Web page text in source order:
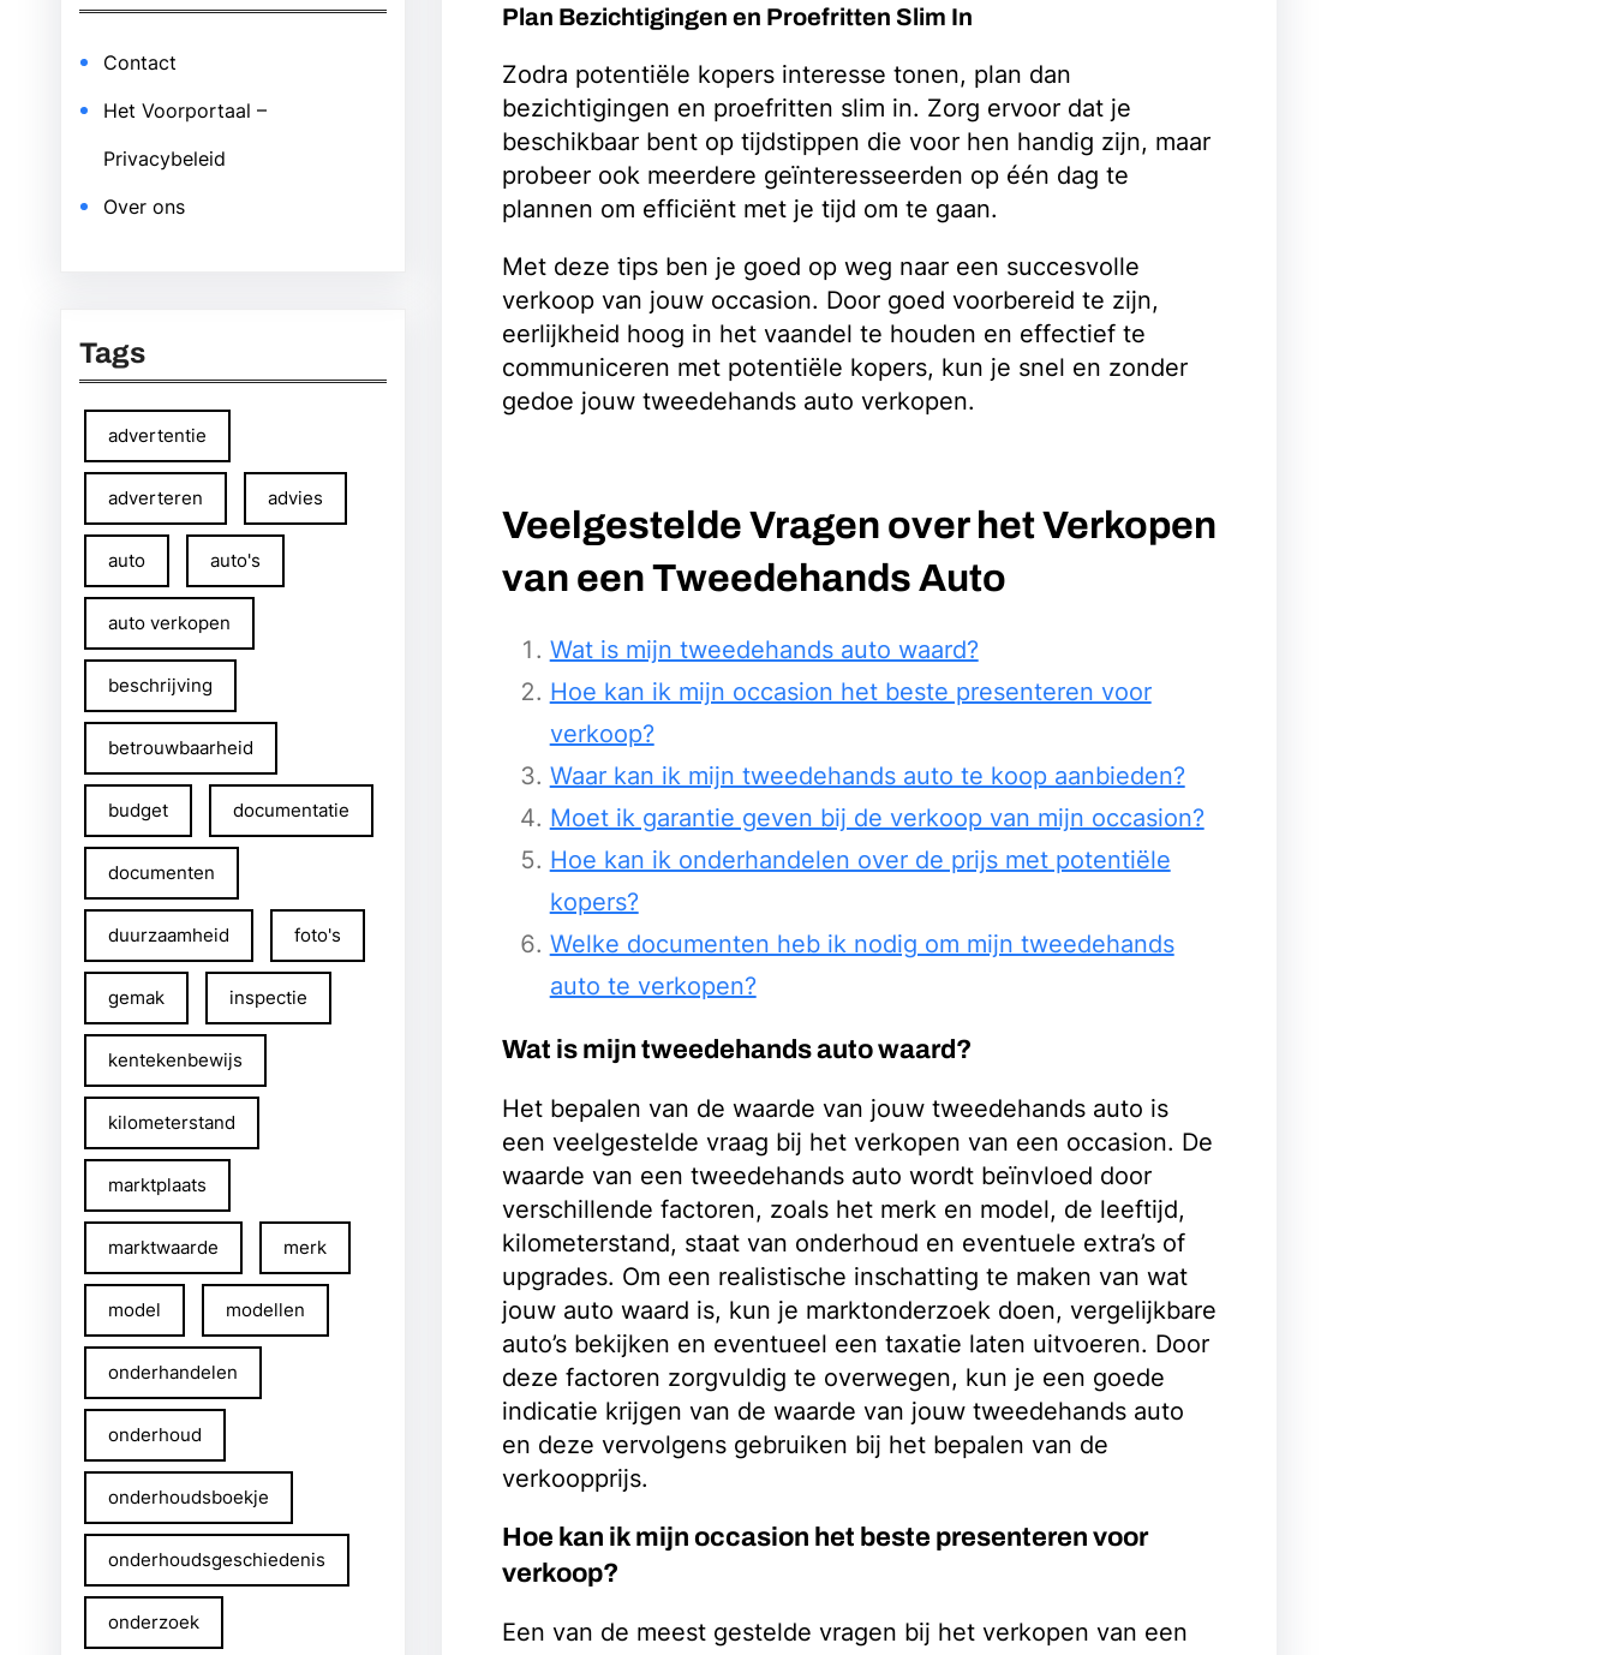
Contact
Het Voorportaal –
Privacybeleid
Over ons
Tags
advertentie
adverteren advies
auto auto's
auto verkopen
beschrijving
betrouwbaarheid
budget documentatie
documenten
duurzaamheid foto's
gemak inspectie
kentekenbewijs
kilometerstand
marktplaats
marktwaarde merk
model modellen
onderhandelen
onderhoud
onderhoudsboekje
onderhoudsgeschiedenis
onderzoek
Plan Bezichtigingen en Proefritten Slim In
Zodra potentiële kopers interesse tonen, plan dan
bezichtigingen en proefritten slim in. Zorg ervoor dat je
beschikbaar bent op tijdstippen die voor hen handig zijn, maar
probeer ook meerdere geïnteresseerden op één dag te
plannen om efficiënt met je tijd om te gaan.
Met deze tips ben je goed op weg naar een succesvolle
verkoop van jouw occasion. Door goed voorbereid te zijn,
eerlijkheid hoog in het vaandel te houden en effectief te
communiceren met potentiële kopers, kun je snel en zonder
gedoe jouw tweedehands auto verkopen.
Veelgestelde Vragen over het Verkopen
van een Tweedehands Auto
Wat is mijn tweedehands auto waard?
Hoe kan ik mijn occasion het beste presenteren voor
verkoop?
Waar kan ik mijn tweedehands auto te koop aanbieden?
Moet ik garantie geven bij de verkoop van mijn occasion?
Hoe kan ik onderhandelen over de prijs met potentiële
kopers?
Welke documenten heb ik nodig om mijn tweedehands
auto te verkopen?
Wat is mijn tweedehands auto waard?
Het bepalen van de waarde van jouw tweedehands auto is
een veelgestelde vraag bij het verkopen van een occasion. De
waarde van een tweedehands auto wordt beïnvloed door
verschillende factoren, zoals het merk en model, de leeftijd,
kilometerstand, staat van onderhoud en eventuele extra’s of
upgrades. Om een realistische inschatting te maken van wat
jouw auto waard is, kun je marktonderzoek doen, vergelijkbare
auto’s bekijken en eventueel een taxatie laten uitvoeren. Door
deze factoren zorgvuldig te overwegen, kun je een goede
indicatie krijgen van de waarde van jouw tweedehands auto
en deze vervolgens gebruiken bij het bepalen van de
verkoopprijs.
Hoe kan ik mijn occasion het beste presenteren voor
verkoop?
Een van de meest gestelde vragen bij het verkopen van een